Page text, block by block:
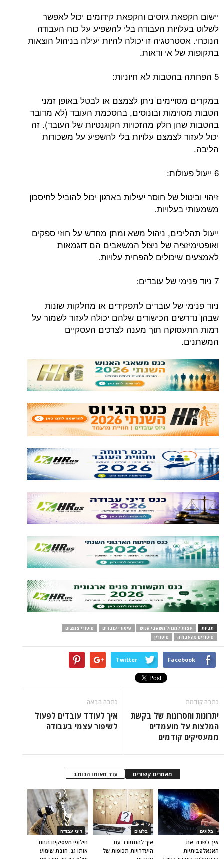
יישום הקפאת גיוסים והקפאת קידומים יכול לאפשר
לשלוט בעלויות העבודה בלי להשפיע על כוח העבודה
הנוכחי. אסטרטגיה זו יכולה להיות יעילה בניהול הוצאות
בתקופות של אי ודאות.
5 הפחתה בהטבות לא חיוניות:
במקרים מסויימים ניתן לצמצם או לבטל באופן זמני
הטבות מסוימות ובונוסים, בהסכמת העובד (לא מדובר
בהטבות שהן חלק מהזכויות הקוגנטיות של העובד). זה
יכול לעזור לצמצם עלויות בלי להשפיע על משכורות
הליבה.
6 ייעול פעולות:
זיהוי וביטול של חוסר יעילות בארגון יכול להוביל לחיסכון
משמעותי בעלויות.
ייעול תהליכים, ניהול משא ומתן מחדש על חוזי ספקים
ואופטימיזציה של ניצול המשאבים הם דוגמאות
לאמצעים שיכולים להפחית עלויות.
7 ניוד פנימי של עובדים:
ניוד פנימי של עובדים לתפקידים או מחלקות שונות
שבהן נדרשים הכישורים שלהם יכולה לעזור לשמור על
רמות התעסוקה תוך מענה לצרכים העסקיים
המשתנים.
תגיות עצות למנהל משאבי אנוש פיטורי עובדים
פיטורי צמצום
פיטורים מהעבודה
פיטורין
Facebook
Twitter
כתבה קודמת
יתרונות וחסרונות של בקשת
המלצות על מועמדים
ממעסיקים קודמים
כתבה הבאה
איך לעודד עובדים לפעול
לשיפור עצמי בעבודה
מאמרים קשורים עוד מאותו הכותב
דיני עבודה
חילופי מעסיקים תחת
אותו גג: חובת שימוע
בלוגים
איך להתמודד עם
היעדרויות תכופות של
בלוגים
איך לשרוד את
האנאלפביתיוּת